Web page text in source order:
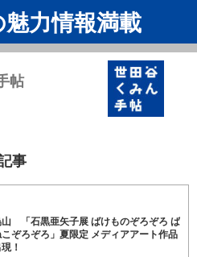
力情報満載
帖
事
「石黒亜矢子展 ばけものぞろぞろ ば
ぞろぞろ」夏限定 メディアアート作品
！